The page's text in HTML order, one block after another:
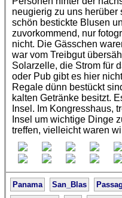
neugierig zu uns herüber
schön bestickte Blusen
zuvorkommend, nur
nicht. Die Gässchen
war vom Treibgut
Solarzelle, die Strom für
oder Pub gibt es hier
Regale dünn bestückt
kalten Getränke besitzt.
Insel. Im Kongresshaus,
Insel um wichtige Dinge
treffen, vielleicht waren
Panama San_Blas